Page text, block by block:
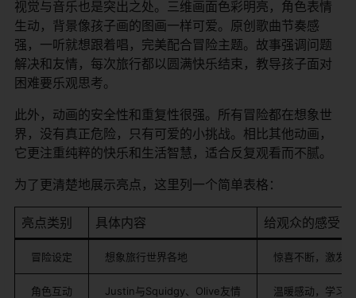
视觉与音乐也是突出之处。三维画面色彩明亮，角色表情
生动，背景像孩子画的图画一样可爱。原创歌曲节奏感
强，一听就想跟着唱，完美配合冒险主题。故事强调问题
解决和友情，每次旅行都以圆满快乐结束，教导孩子面对
困难要乐观思考。
此外，动画的安全性和重复性很强。所有冒险都在想象世
界，没有真正危险，只有可爱的小挑战。相比其他动画，
它更注重纯粹的快乐和生活智慧，适合反复观看而不腻。
为了更清楚地展示亮点，这里列一个简单表格：
亮点类别 具体内容 给观众的感受
冒险设定 想象旅行世界各地 惊喜不断，激发
角色互动 Justin与Squidgy、Olive友情 温暖感动，学习